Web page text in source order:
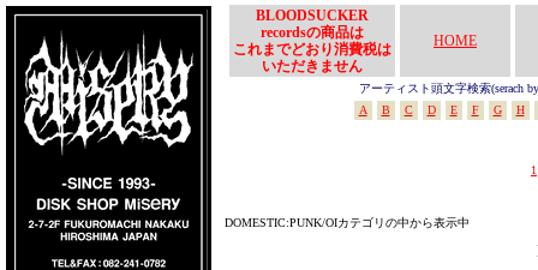
BLOODSUCKER
recordsの商品は
これまでどおり消費税は
いただきません
HOME
アーティスト頭文字検索(serach
A
B C D E F G H
1
DOMESTIC:PUNK/OIカテゴリの中から表示中